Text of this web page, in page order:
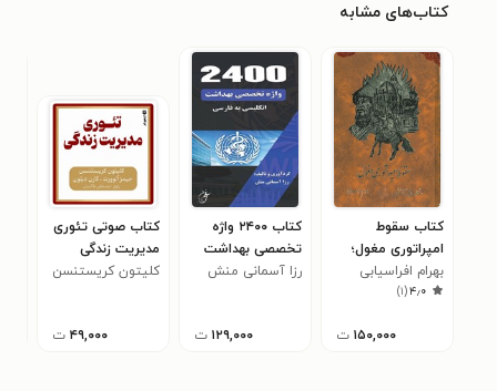
کتاب‌های مشابه
کتاب ‌‫س‍ق‍وط
ام‍پ‍رات‍وری‌ م‍غ‍ول‌؛
س‍ل‍طان‍ی‍ه‌ در آت‍ش‌
بهرام افراسیابی
۴٫۰(۱)
۱۵۰,۰۰۰ ت
کتاب ۲۴۰۰ واژه
تخصصی بهداشت
(انگلیسی به
رزا آسمانی منش
۱۲۹,۰۰۰ ت
کتاب صوتی تئوری
مدیریت زندگی
(خلاصه کتاب)
کلیتون کریستنسن
۴۹,۰۰۰ ت